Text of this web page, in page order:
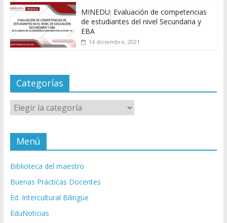
MINEDU: Evaluación de competencias
de estudiantes del nivel Secundaria y
EBA
14 diciembre, 2021
Categorías
Categorías
Menú
Biblioteca del maestro
Buenas Prácticas Docentes
Ed. Intercultural Bilingüe
EduNoticias